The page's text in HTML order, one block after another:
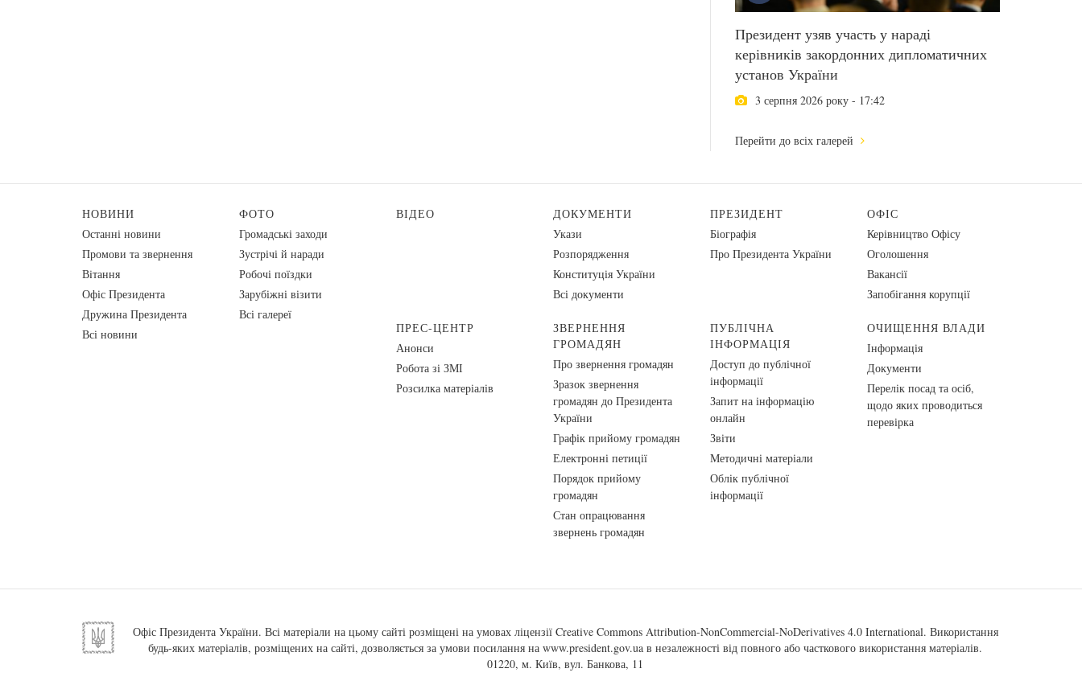
Президент узяв участь у нараді
керівників закордонних дипломатичних
установ України
3 серпня 2026 року - 17:42
Перейти до всіх галерей
НОВИНИ
Останні новини
Промови та звернення
Вiтання
Офіс Президента
Дружина Президента
Всі новини
ФОТО
Громадські заходи
Зустрічі й наради
Робочі поїздки
Зарубіжні візити
Всі галереї
ВІДЕО
ДОКУМЕНТИ
Укази
Розпорядження
Конституція України
Всі документи
ПРЕЗИДЕНТ
Біографія
Про Президента України
ОФІС
Керівництво Офісу
Оголошення
Вакансії
Запобігання корупції
ПРЕС-ЦЕНТР
Анонси
Робота зі ЗМІ
Розсилка матеріалів
ЗВЕРНЕННЯ
ГРОМАДЯН
Про звернення громадян
Зразок звернення
громадян до Президента
України
Графік прийому громадян
Електронні петиції
Порядок прийому
громадян
Стан опрацювання
звернень громадян
ПУБЛІЧНА
ІНФОРМАЦІЯ
Доступ до публічної
інформації
Запит на інформацію
онлайн
Звіти
Методичні матеріали
Облік публічної
інформації
ОЧИЩЕННЯ ВЛАДИ
Інформація
Документи
Перелік посад та осіб,
щодо яких проводиться
перевірка
Офіс Президента України. Всі матеріали на цьому сайті розміщені на умовах ліцензії Creative Commons Attribution-NonCommercial-NoDerivatives 4.0 International. Використання
будь-яких матеріалів, розміщених на сайті, дозволяється за умови посилання на www.president.gov.ua в незалежності від повного або часткового використання матеріалів.
01220, м. Київ, вул. Банкова, 11